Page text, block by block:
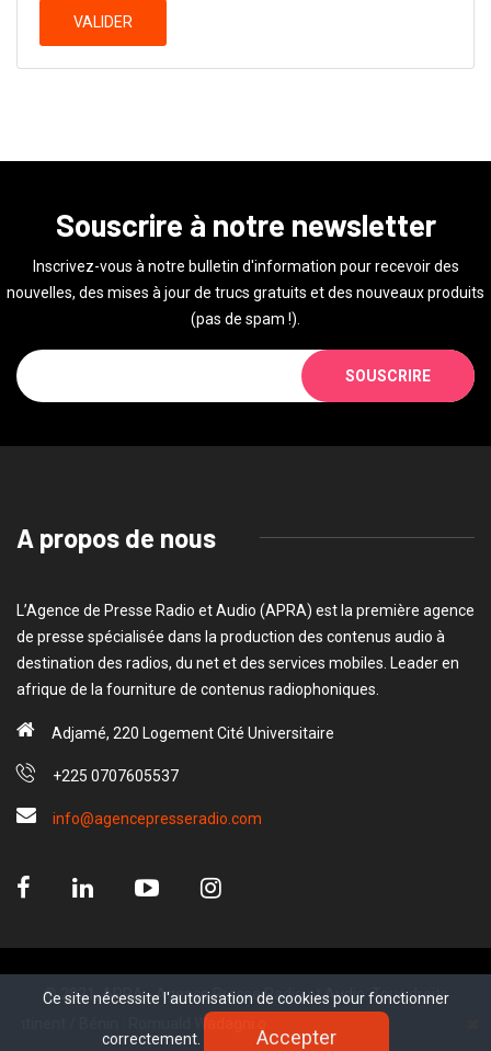
VALIDER
/ Bénin : Romuald Wadagni officiellement investi président de la
Ce site nécessite l'autorisation de cookies pour fonctionner
correctement. Accepter
Souscrire à notre newsletter
Inscrivez-vous à notre bulletin d'information pour recevoir des
nouvelles, des mises à jour de trucs gratuits et des nouveaux produits
(pas de spam !).
SOUSCRIRE
A propos de nous
L’Agence de Presse Radio et Audio (APRA) est la première agence
de presse spécialisée dans la production des contenus audio à
destination des radios, du net et des services mobiles. Leader en
afrique de la fourniture de contenus radiophoniques.
Adjamé, 220 Logement Cité Universitaire
+225 0707605537
info@agencepresseradio.com
© 2021, APRA - Agence Presse Radio et Audio. Tous droits
www.sectester.io
Ce site nécessite l'autorisation de cookies pour fonctionner
correctement. Accepter